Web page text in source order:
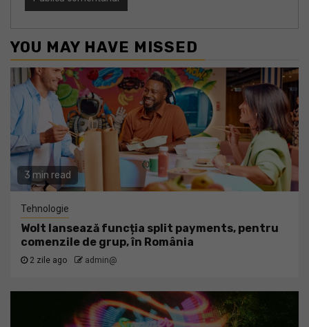
YOU MAY HAVE MISSED
3 min read
Tehnologie
Wolt lansează funcția split payments, pentru
comenzile de grup, în România
2 zile ago admin@